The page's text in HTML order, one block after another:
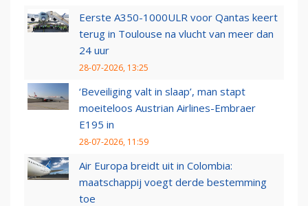
Eerste A350-1000ULR voor Qantas keert
terug in Toulouse na vlucht van meer dan
24 uur
28-07-2026, 13:25
‘Beveiliging valt in slaap’, man stapt
moeiteloos Austrian Airlines-Embraer
E195 in
28-07-2026, 11:59
Air Europa breidt uit in Colombia:
maatschappij voegt derde bestemming
toe